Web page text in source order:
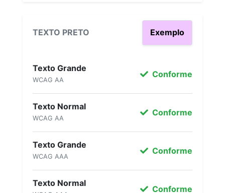
TEXTO PRETO Exemplo
Texto Grande
WCAG AA
Conforme
Texto Normal
WCAG AA
Conforme
Texto Grande
WCAG AAA
Conforme
Texto Normal
Conforme